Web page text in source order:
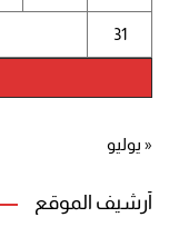
31
« يوليو
أرشيف الموقع